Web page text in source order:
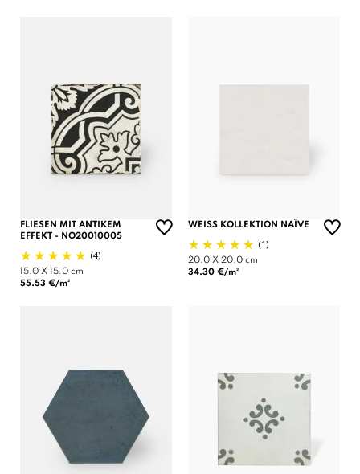
FLIESEN MIT ANTIKEM
EFFEKT - NO20010005
(4)
15.0 X 15.0 cm
55.53 €/m²
WEISS KOLLEKTION NAÏVE
(1)
20.0 X 20.0 cm
34.30 €/m²